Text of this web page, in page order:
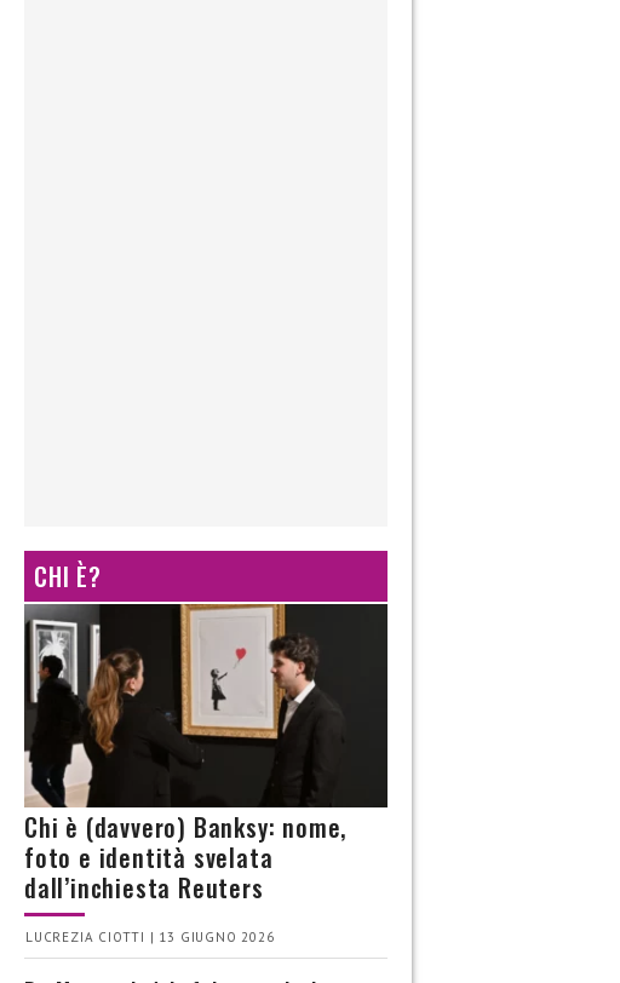
CHI È?
Chi è (davvero) Banksy: nome,
foto e identità svelata
dall’inchiesta Reuters
LUCREZIA CIOTTI | 13 GIUGNO 2026